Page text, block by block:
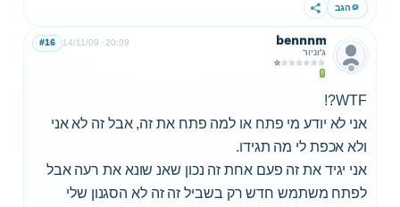
הגב שתף
bennnm
ג'וניור
14/11/09 20:09
#16
WTF?!
אני לא יודע מי פתח או למה פתח את זה, אבל זה לא אני
ולא אכפת לי מה תגידו.
אני יגיד את זה פעם אחת זה נכון שאנ שונא את רעה אבל
לפתח משתמש חדש רק בשביל זה זה לא הסגנון שלי